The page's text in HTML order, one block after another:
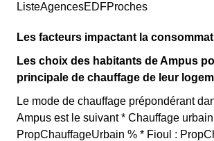
ListeAgencesEDFProches
Les facteurs impactant la
Les choix des habitants de Ampus
principale de chauffage de leur
Le mode de chauffage prépondérant
Ampus est le suivant * Chauffage urbain
PropChauffageUrbain % * Fioul :